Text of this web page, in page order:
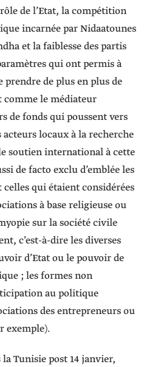
de l’Etat, la compétition
incarnée par Nidaatounes
et la faiblesse des partis
qui ont permis à
prendre de plus en plus de
comme le médiateur
de fonds qui poussent vers
locaux à la recherche
soutien international à cette
de facto exclu d’emblée les
qui étaient considérées
à base religieuse ou
sur la société civile
c’est-à-dire les diverses
d’Etat ou le pouvoir de
; les formes non
au politique
des entrepreneurs ou
exemple).
Tunisie post 14 janvier,